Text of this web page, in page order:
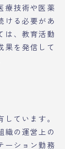
療技術や医薬
ける必要があ
は、教育活動
果を発信して
ています。
織の運営上の
ーション勤務